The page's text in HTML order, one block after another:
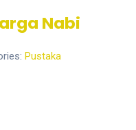
Nabi
Pustaka